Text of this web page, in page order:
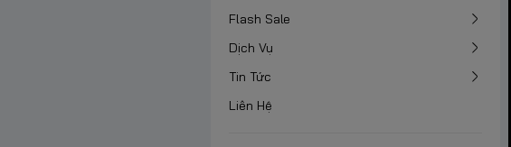
Flash Sale
Dịch Vụ
Tin Tức
Liên Hệ